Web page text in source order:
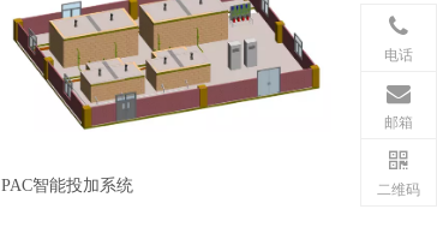
PAC智能投加系统
电话
邮箱
二维码